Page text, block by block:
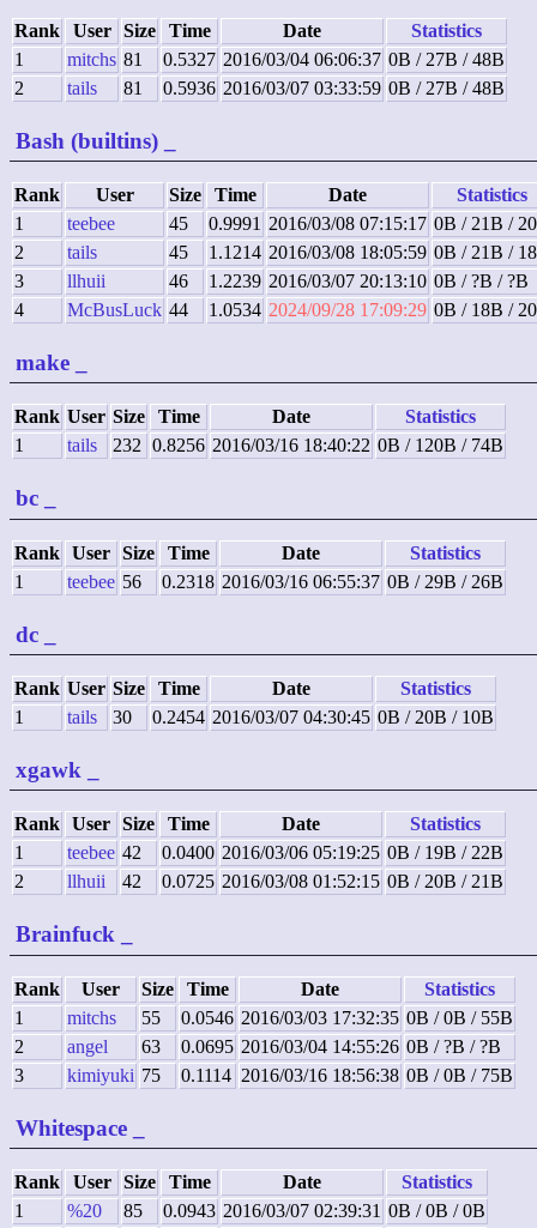
Rank User Size Time Date
Statistics
1
mitchs 81 0.5327 2016/03/04 06:06:37 0B / 27B / 48B
2
tails 81 0.5936 2016/03/07 03:33:59 0B / 27B / 48B
Bash (builtins)
Rank User Size Time Date
Statistics
1
teebee 45 0.9991 2016/03/08 07:15:17 0B / 21B /
2
tails 45 1.1214 2016/03/08 18:05:59 0B / 21B /
3
llhuii 46 1.2239 2016/03/07 20:13:10 0B / ?B / ?B
4
McBusLuck 44 1.0534 2024/09/28 17:09:29 0B / 18B /
make
Rank User Size Time Date
Statistics
1
tails 232 0.8256 2016/03/16 18:40:22 0B / 120B / 74B
bc
Rank User Size Time Date
Statistics
1
teebee 56 0.2318 2016/03/16 06:55:37 0B / 29B / 26B
dc
Rank User Size Time Date
Statistics
1
tails 30 0.2454 2016/03/07 04:30:45 0B / 20B / 10B
xgawk
Rank User Size Time Date
Statistics
1
teebee 42 0.0400 2016/03/06 05:19:25 0B / 19B / 22B
2
llhuii 42 0.0725 2016/03/08 01:52:15 0B / 20B / 21B
Brainfuck
Rank User Size Time Date
Statistics
1
mitchs 55 0.0546 2016/03/03 17:32:35 0B / 0B / 55B
2
angel 63 0.0695 2016/03/04 14:55:26 0B / ?B / ?B
3
kimiyuki 75 0.1114 2016/03/16 18:56:38 0B / 0B / 75B
Whitespace
Rank User Size Time Date
Statistics
1
%20 85 0.0943 2016/03/07 02:39:31 0B / 0B / 0B